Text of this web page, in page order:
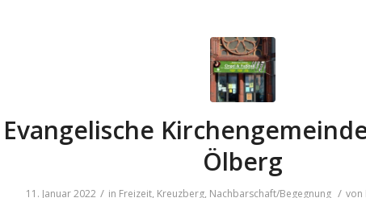
Evangelische
Ölberg
11. Januar 2022 / in Freizeit, Kreuzberg, Nachbarschaft/Begegnung / von